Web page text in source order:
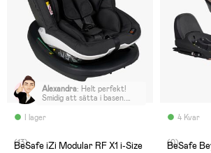
I lager
Alexandra: Helt perfekt!
Smidig att sätta i basen.
lutning och bälte. Dottern
(13)
BeSafe iZi Modular RF X1 i-Size
4 Kvar
(0)
BeSafe